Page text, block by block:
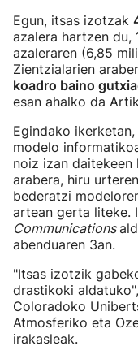
Egun, itsas izotzak
azalera hartzen du,
azaleraren (6,85
Zientzialarien
koadro baino
esan ahalko da
Egindako
modelo
noiz izan
arabera, hiru
bederatzi
artean gerta liteke.
Communications
abenduaren 3an.
"Itsas izotzik
drastikoki
Coloradoko
Atmosferiko eta
irakasleak.